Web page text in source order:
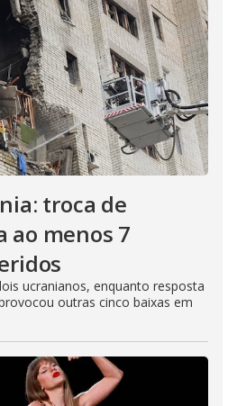
troca de
ao menos 7
ucranianos, enquanto resposta
outras cinco baixas em